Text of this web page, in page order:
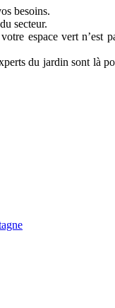
besoins.
secteur.
espace vert
du jardin sont